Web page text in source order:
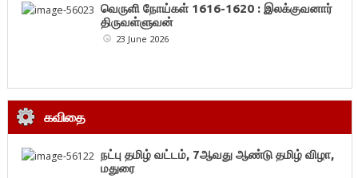
வெருளி நோய்கள் 1616-1620 : இலக்குவனார்
திருவள்ளுவன்
23 June 2026
கவிதை
நட்பு தமிழ் வட்டம், 7ஆவது ஆண்டு தமிழ் விழா,
மதுரை